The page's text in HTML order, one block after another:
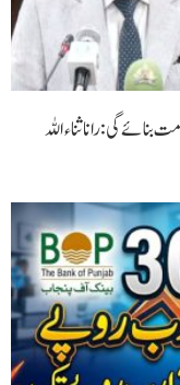
گی: رانا ثناء اللہ